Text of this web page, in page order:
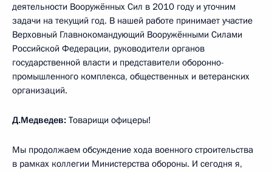
деятельности Вооружённых Сил в 2010 году и уточним
задачи на текущий год. В нашей работе принимает участие
Верховный Главнокомандующий Вооружёнными Силами
Российской Федерации, руководители органов
государственной власти и представители оборонно-
промышленного комплекса, общественных и ветеранских
организаций.
Д.Медведев: Товарищи офицеры!
Мы продолжаем обсуждение хода военного строительства
в рамках коллегии Министерства обороны. И сегодня я,